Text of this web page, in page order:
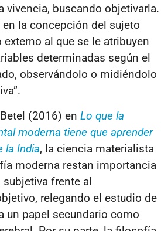
vivencia, buscando objetivarla.
en la concepción del sujeto
al que se le atribuyen
determinadas según el
observándolo o midiéndolo
(2016) en Lo que la
moderna tiene que aprender
la India, la ciencia materialista
moderna restan importancia
subjetiva frente al
relegando el estudio de
un papel secundario como